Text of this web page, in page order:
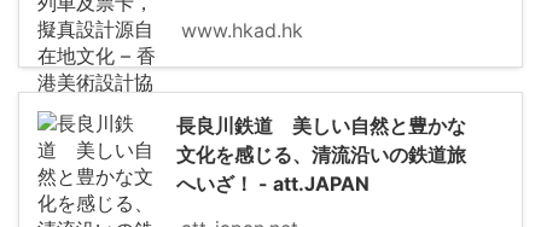
www.hkad.hk
長良川鉄道 美しい自然と豊かな
文化を感じる、清流沿いの鉄道旅
へいざ！ - att.JAPAN